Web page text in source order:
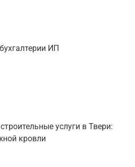
ИП
услуги в Твери:
кровли